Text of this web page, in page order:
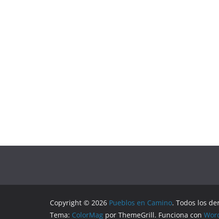
Copyright © 2026 Pueblos en Camino. Todos los
Tema: ColorMag por ThemeGrill. Funciona con